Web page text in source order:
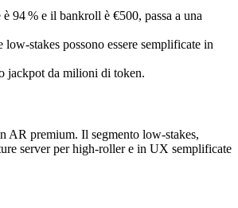
94 % e il bankroll è €500, passa a una
possono essere semplificate in
jackpot da milioni di token.
AR premium. Il segmento low‑stakes,
server per high‑roller e in UX semplificate